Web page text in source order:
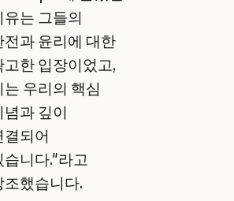
유는 그들의
전과 윤리에 대한
고한 입장이었고,
는 우리의 핵심
념과 깊이
결되어
습니다."라고
조했습니다.